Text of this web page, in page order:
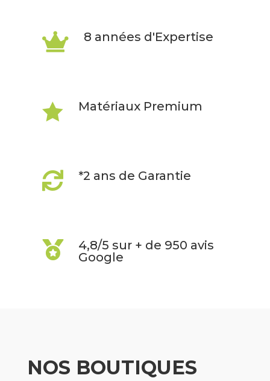
 8 années d'Expertise
 Matériaux Premium
 *2 ans de Garantie

4,8/5 sur + de 950 avis
Google
NOS BOUTIQUES